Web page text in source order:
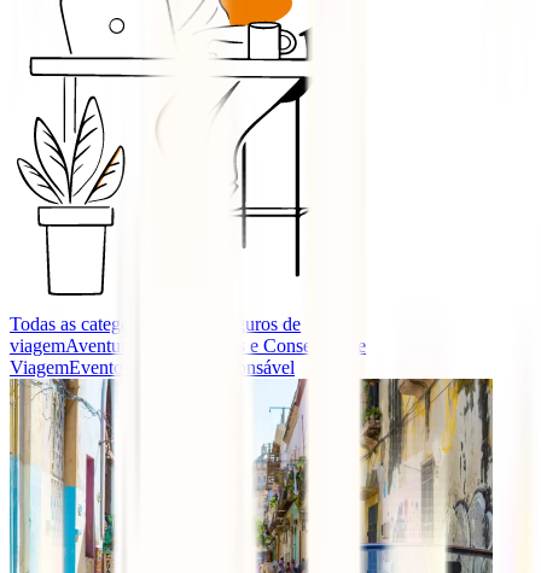
Todas as categorias
Guias e seguros de
viagemAventura
Dicas e Conselhos de
ViagemEventos Turismo Responsável